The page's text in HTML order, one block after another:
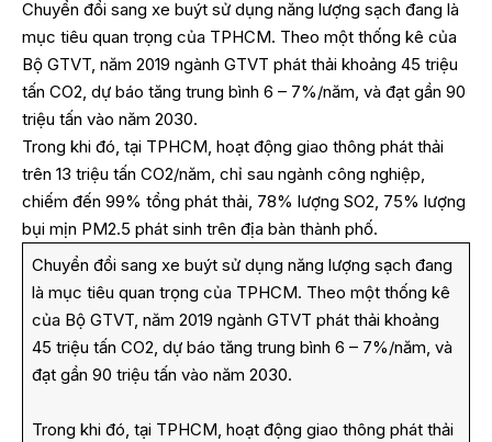
Chuyển đổi sang xe buýt sử dụng năng lượng sạch đang là
mục tiêu quan trọng của TPHCM. Theo một thống kê của
Bộ GTVT, năm 2019 ngành GTVT phát thải khoảng 45 triệu
tấn CO2, dự báo tăng trung bình 6 – 7%/năm, và đạt gần 90
triệu tấn vào năm 2030.
Trong khi đó, tại TPHCM, hoạt động giao thông phát thải
trên 13 triệu tấn CO2/năm, chỉ sau ngành công nghiệp,
chiếm đến 99% tổng phát thải, 78% lượng SO2, 75% lượng
bụi mịn PM2.5 phát sinh trên địa bàn thành phố.
Chuyển đổi sang xe buýt sử dụng năng lượng sạch đang
là mục tiêu quan trọng của TPHCM. Theo một thống kê
của Bộ GTVT, năm 2019 ngành GTVT phát thải khoảng
45 triệu tấn CO2, dự báo tăng trung bình 6 – 7%/năm, và
đạt gần 90 triệu tấn vào năm 2030.
Trong khi đó, tại TPHCM, hoạt động giao thông phát thải